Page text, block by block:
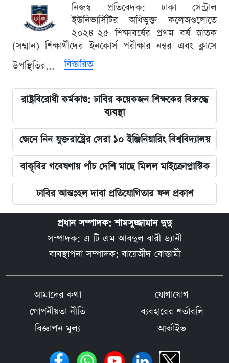
নিজস্ব প্রতিবেদক: ঢাকা সেন্ট্রাল
ইউনিভার্সিটির অধিভুক্ত কলেজগুলোতে
২০২৪-২৫ শিক্ষাবর্ষের প্রথম বর্ষ স্নাতক
(সম্মান) শিক্ষার্থীদের ইনকোর্স পরীক্ষার নম্বর এবং ক্লাসে
উপস্থিতির...
বিস্তারিত
রাষ্ট্রবিরোধী কর্মকাণ্ড: ঢাবির কয়েকজন শিক্ষকের বিরুদ্ধে
ব্যবস্থা
জেনে নিন যুক্তরাষ্ট্রের সেরা ১০ ইঞ্জিনিয়ারিং বিশ্ববিদ্যালয়
বাকৃবির গবেষণায় পাঁচ দেশি মাছে মিলল মাইক্রোপ্লাস্টিক
ঢাবির আন্তঃহল দাবা প্রতিযোগিতার ফল প্রকাশ
প্রধান সম্পাদক: শামসুজ্জামান দুদু
সম্পাদক: এ টি এম আবদুল বারী ড্যানী
ব্যবস্থাপনা সম্পাদক: বায়েজীদ বোস্তামী
আমাদের কথা
যোগাযোগ
গোপনীয়তা নীতি
ব্যবহারের শর্তাবলি
বিজ্ঞাপন মূল্য
আর্কাইভ